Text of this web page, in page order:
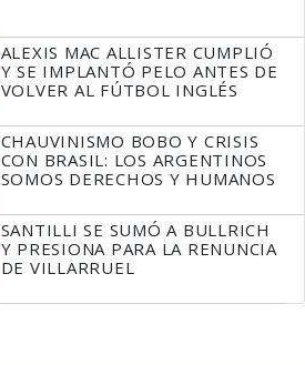
ALEXIS MAC ALLISTER CUMPLIÓ
Y SE IMPLANTÓ PELO ANTES DE
VOLVER AL FÚTBOL INGLÉS
CHAUVINISMO BOBO Y CRISIS
CON BRASIL: LOS ARGENTINOS
SOMOS DERECHOS Y HUMANOS
SANTILLI SE SUMÓ A BULLRICH
Y PRESIONA PARA LA RENUNCIA
DE VILLARRUEL